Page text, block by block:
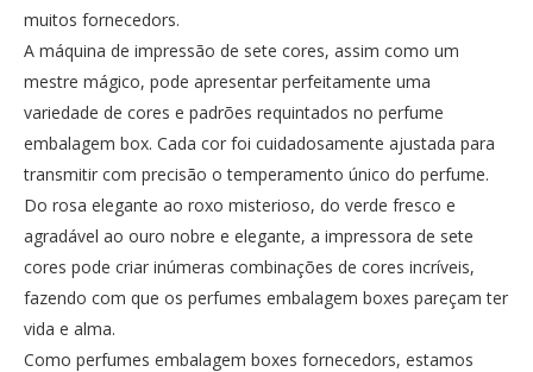
muitos fornecedors.
A máquina de impressão de sete cores, assim como um
mestre mágico, pode apresentar perfeitamente uma
variedade de cores e padrões requintados no perfume
embalagem box. Cada cor foi cuidadosamente ajustada para
transmitir com precisão o temperamento único do perfume.
Do rosa elegante ao roxo misterioso, do verde fresco e
agradável ao ouro nobre e elegante, a impressora de sete
cores pode criar inúmeras combinações de cores incríveis,
fazendo com que os perfumes embalagem boxes pareçam ter
vida e alma.
Como perfumes embalagem boxes fornecedors, estamos